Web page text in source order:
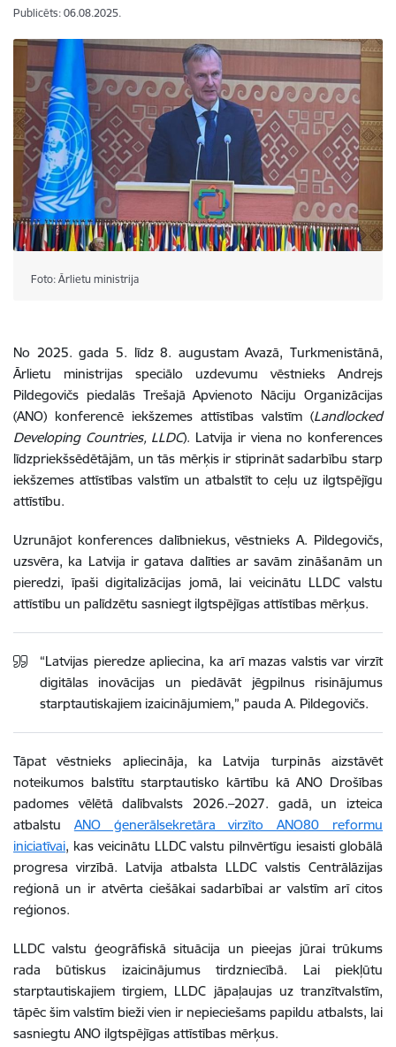
Publicēts: 06.08.2025.
Foto: Ārlietu ministrija
No 2025. gada 5. līdz 8. augustam Avazā, Turkmenistānā,
Ārlietu ministrijas speciālo uzdevumu vēstnieks Andrejs
Pildegovičs piedalās Trešajā Apvienoto Nāciju Organizācijas
(ANO) konferencē iekšzemes attīstības valstīm (Landlocked
Developing Countries, LLDC). Latvija ir viena no konferences
līdzpriekšsēdētājām, un tās mērķis ir stiprināt sadarbību starp
iekšzemes attīstības valstīm un atbalstīt to ceļu uz ilgtspējīgu
attīstību.
Uzrunājot konferences dalībniekus, vēstnieks A. Pildegovičs,
uzsvēra, ka Latvija ir gatava dalīties ar savām zināšanām un
pieredzi, īpaši digitalizācijas jomā, lai veicinātu LLDC valstu
attīstību un palīdzētu sasniegt ilgtspējīgas attīstības mērķus.
“Latvijas pieredze apliecina, ka arī mazas valstis var virzīt
digitālas inovācijas un piedāvāt jēgpilnus risinājumus
starptautiskajiem izaicinājumiem,” pauda A. Pildegovičs.
Tāpat vēstnieks apliecināja, ka Latvija turpinās aizstāvēt
noteikumos balstītu starptautisko kārtību kā ANO Drošības
padomes vēlētā dalībvalsts 2026.–2027. gadā, un izteica
atbalstu ANO ģenerālsekretāra virzīto ANO80 reformu
iniciatīvai, kas veicinātu LLDC valstu pilnvērtīgu iesaisti globālā
progresa virzībā. Latvija atbalsta LLDC valstis Centrālāzijas
reģionā un ir atvērta ciešākai sadarbībai ar valstīm arī citos
reģionos.
LLDC valstu ģeogrāfiskā situācija un pieejas jūrai trūkums
rada būtiskus izaicinājumus tirdzniecībā. Lai piekļūtu
starptautiskajiem tirgiem, LLDC jāpaļaujas uz tranzītvalstīm,
tāpēc šim valstīm bieži vien ir nepieciešams papildu atbalsts, lai
sasniegtu ANO ilgtspējīgas attīstības mērķus.